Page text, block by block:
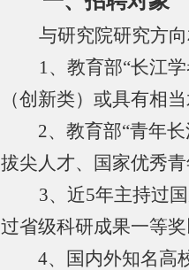
与研究院研究方
1、教育部“长江
（创新类）或具有相
2、教育部“青年
拔尖人才、国家优秀
3、近5年主持过
过省级科研成果一等
4、国内外知名高